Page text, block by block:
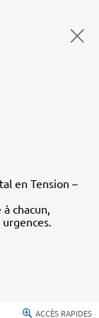
en Tension –
chacun,
ACCÈS RAPIDES